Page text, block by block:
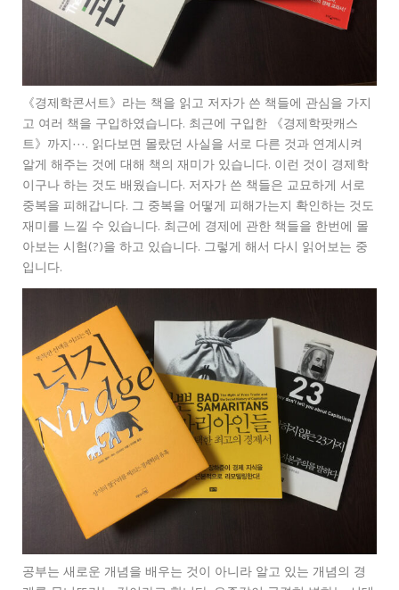
《경제학콘서트》라는 책을 읽고 저자가 쓴 책들에 관심을 가지
고 여러 책을 구입하였습니다. 최근에 구입한 《경제학팟캐스
트》까지···. 읽다보면 몰랐던 사실을 서로 다른 것과 연계시켜
알게 해주는 것에 대해 책의 재미가 있습니다. 이런 것이 경제학
이구나 하는 것도 배웠습니다. 저자가 쓴 책들은 교묘하게 서로
중복을 피해갑니다. 그 중복을 어떻게 피해가는지 확인하는 것도
재미를 느낄 수 있습니다. 최근에 경제에 관한 책들을 한번에 몰
아보는 시험(?)을 하고 있습니다. 그렇게 해서 다시 읽어보는 중
입니다.
공부는 새로운 개념을 배우는 것이 아니라 알고 있는 개념의 경